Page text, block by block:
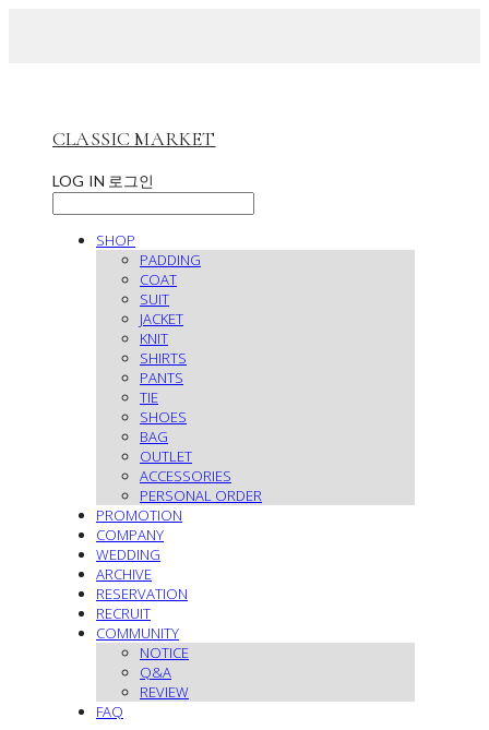
CLASSIC MARKET
LOG IN 로그인
SHOP
PADDING
COAT
SUIT
JACKET
KNIT
SHIRTS
PANTS
TIE
SHOES
BAG
OUTLET
ACCESSORIES
PERSONAL ORDER
PROMOTION
COMPANY
WEDDING
ARCHIVE
RESERVATION
RECRUIT
COMMUNITY
NOTICE
Q&A
REVIEW
FAQ